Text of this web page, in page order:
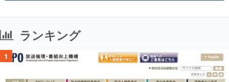
ランキング
1